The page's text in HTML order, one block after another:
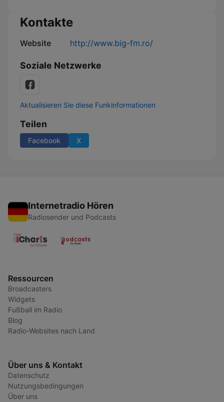
Kontakte
Website http://www.big-fm.ro/
Soziale Netzwerke
Aktualisieren Sie diese Funkinformationen
Teilen
Facebook X
Internetradio Hören
Radiosender und Podcasts
Ressourcen
Broadcasters
Widgets
Fußball im Radio
Blog
Radio-Websites nach Land
Über uns & Kontakt
Datenschutz
Nutzungsbedingungen
Über uns